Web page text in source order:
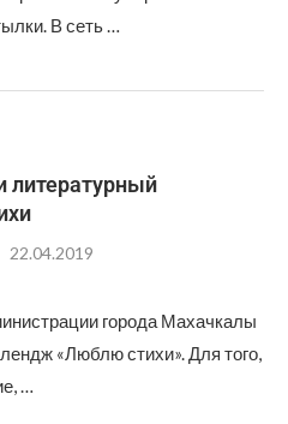
В сеть …
литературный
22.04.2019
города Махачкалы
«Люблю стихи». Для того,
…